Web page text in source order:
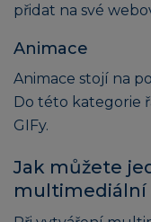
přidat na své
Animace
Animace stojí na
Do této kategorie
GIFy.
Jak můžete
multimediální